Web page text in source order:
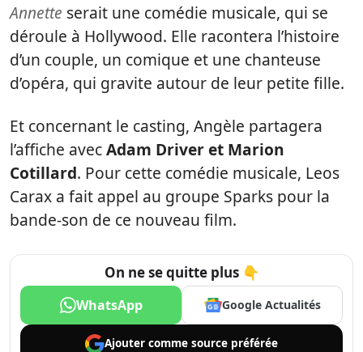
Annette serait une comédie musicale, qui se
déroule à Hollywood. Elle racontera l’histoire
d’un couple, un comique et une chanteuse
d’opéra, qui gravite autour de leur petite fille.
Et concernant le casting, Angèle partagera
l’affiche avecAdam Driver et Marion
Cotillard. Pour cette comédie musicale, Leos
Carax a fait appel au groupe Sparks pour la
bande-son de ce nouveau film.
On ne se quitte plus 👇
WhatsApp Google Actualités
Ajouter comme source préférée